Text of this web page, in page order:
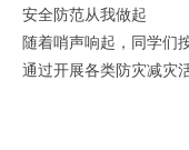
安全防范从我做起
随着哨声响起，同学们
通过开展各类防灾减灾